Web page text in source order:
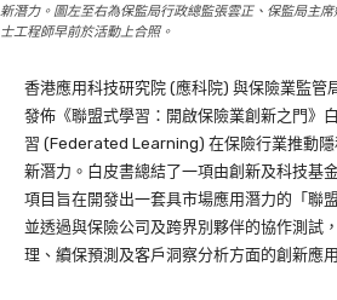
新潛力。圖左至右為保監局行政總監張雲正、保監局主
士工程師早前於活動上合照。
香港應用科技研究院 (應科院) 與保險業監管
發佈《聯盟式學習：開啟保險業創新之門》
習 (Federated Learning) 在保險行業推動隱
新潛力。白皮書總結了一項由創新及科技基
項目旨在開發出一套具市場應用潛力的「聯
並透過與保險公司及跨界別夥伴的協作測試
理、續保預測及客戶洞察分析方面的創新應